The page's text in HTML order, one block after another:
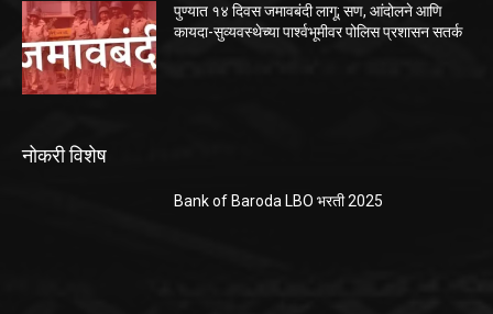
पुण्यात १४ दिवस जमावबंदी लागू; सण, आंदोलने आणि
कायदा-सुव्यवस्थेच्या पार्श्वभूमीवर पोलिस प्रशासन सतर्क
नोकरी विशेष
Bank of Baroda LBO भरती 2025